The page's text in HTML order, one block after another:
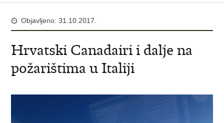
Objavljeno: 31.10.2017.
Hrvatski Canadairi i dalje na
požarištima u Italiji